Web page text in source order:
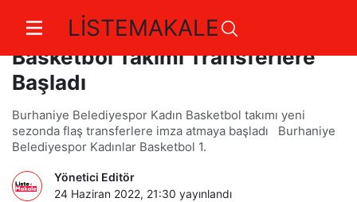
LİSTEMAKALE
Burhaniye Belediyespor Kadın
Basketbol Takımı Transferlere
Başladı
Burhaniye Belediyespor Kadın Basketbol takımı yeni
sezonda flaş transferlere imza atmaya başladı Burhaniye
Belediyespor Kadınlar Basketbol 1.
Yönetici Editör
24 Haziran 2022, 21:30 yayınlandı